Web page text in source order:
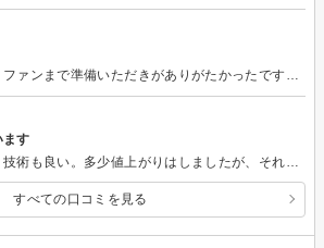
ます
すべての口コミを見る